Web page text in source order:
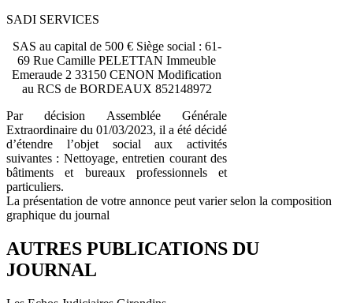
SADI SERVICES
SAS au capital de 500 € Siège social : 61-
69 Rue Camille PELETTAN Immeuble
Emeraude 2 33150 CENON Modification
au RCS de BORDEAUX 852148972
Par décision Assemblée Générale
Extraordinaire du 01/03/2023, il a été décidé
d’étendre l’objet social aux activités
suivantes : Nettoyage, entretien courant des
bâtiments et bureaux professionnels et
particuliers.
La présentation de votre annonce peut varier selon la composition
graphique du journal
AUTRES PUBLICATIONS DU
JOURNAL